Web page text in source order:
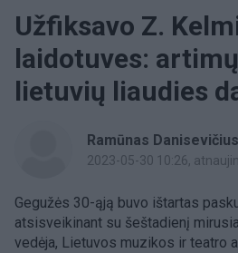
Užfiksavo Z.
laidotuves:
lietuvių liaudies
Ramūnas
2023-05-30 10:26,
Gegužės 30-ąją buvo ištartas
atsisveikinant su šeštadienį
vedėja, Lietuvos muzikos ir teatro